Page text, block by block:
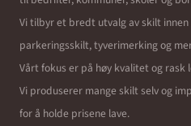
Vi tilbyr et bredt utvalg av skilt innen
parkeringsskilt, tyverimerking og
Vårt fokus er på høy kvalitet og rask
Vi produserer mange skilt selv og
for å holde prisene lave.